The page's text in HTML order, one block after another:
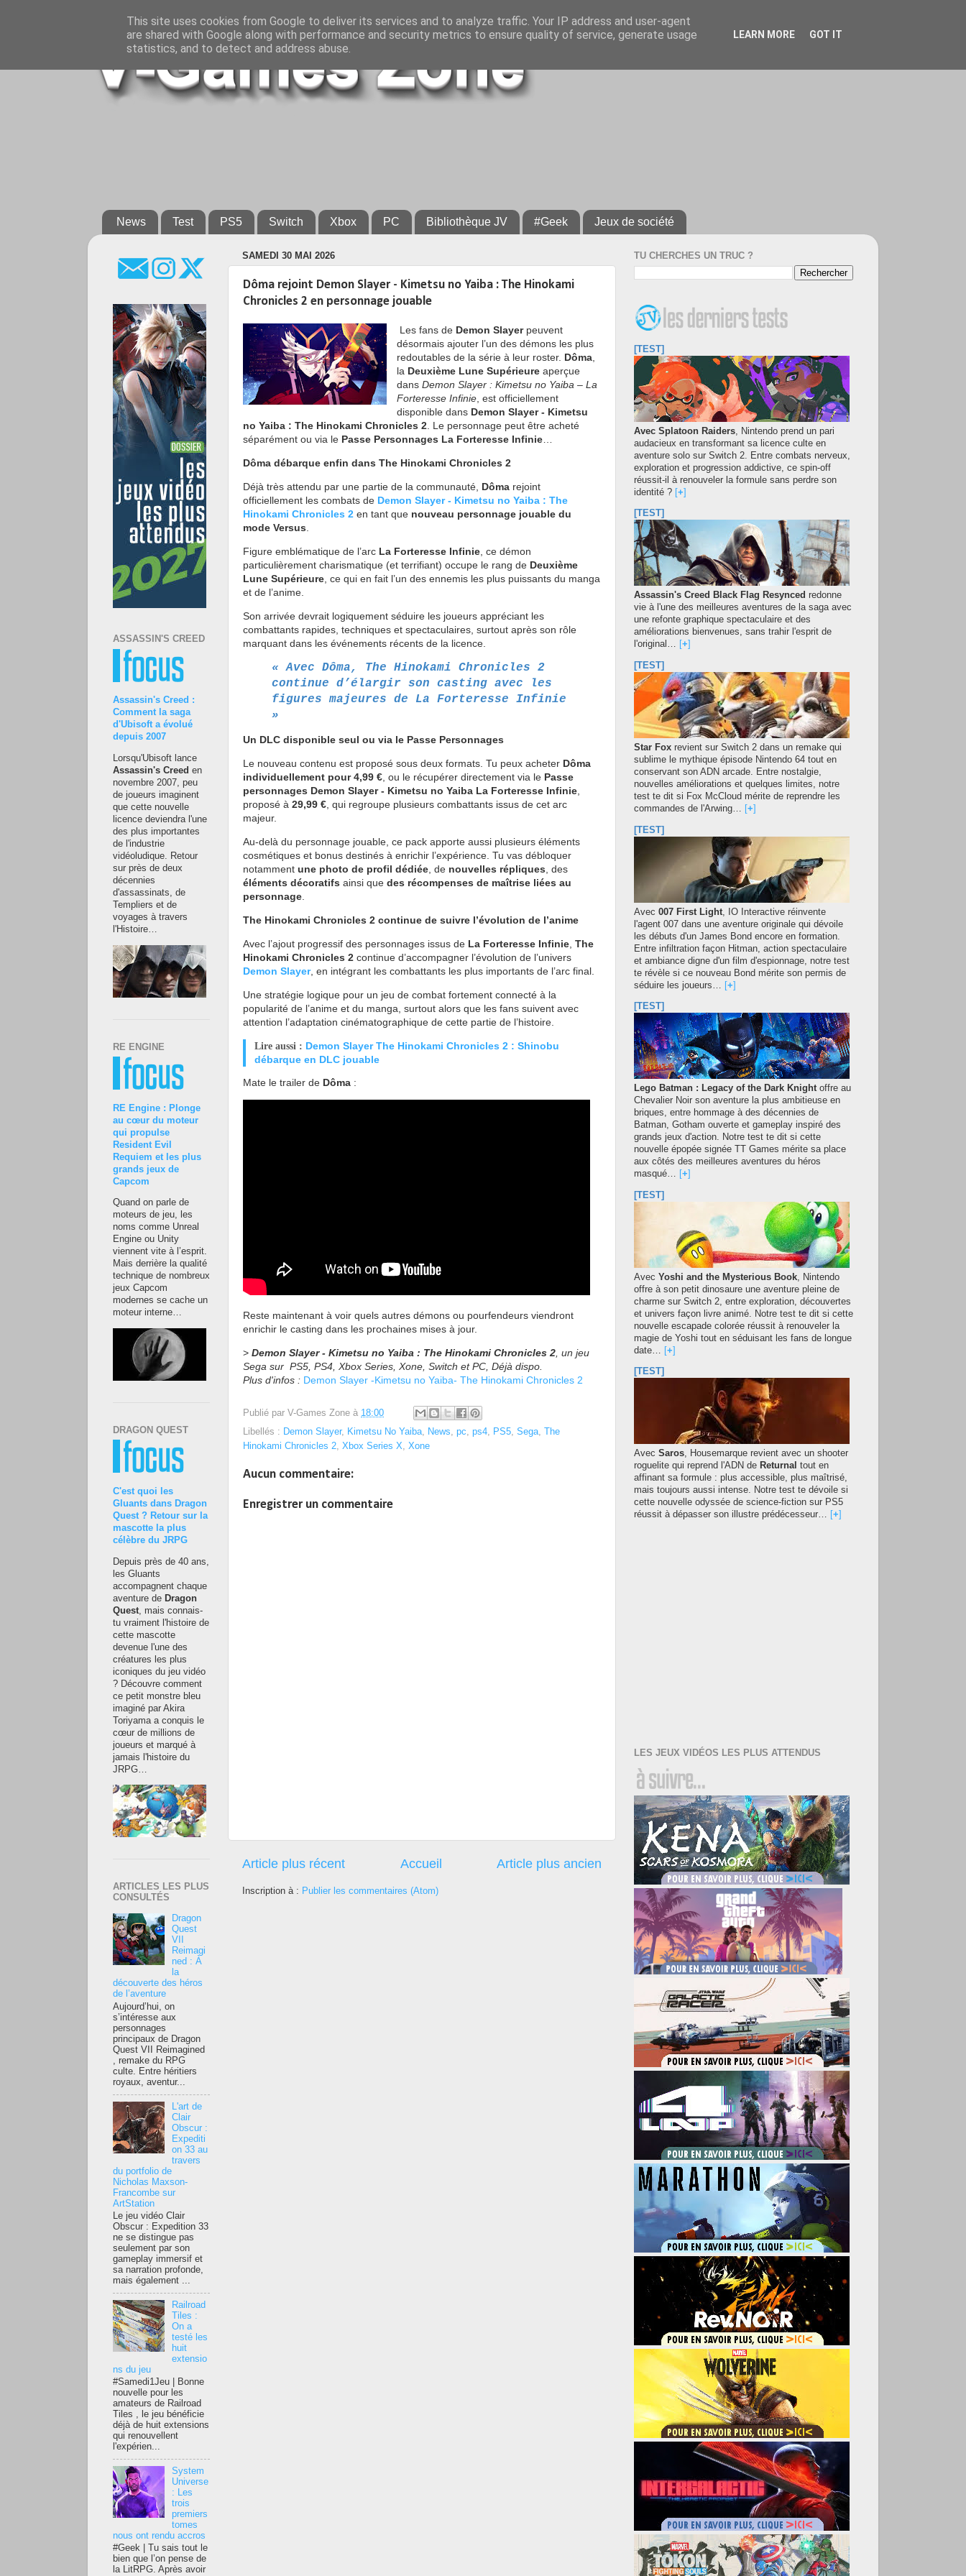
News Test PS5 Switch Xbox PC Bibliothèque JV #Geek Jeux de société
SAMEDI 30 MAI 2026
Dôma rejoint Demon Slayer - Kimetsu no Yaiba : The Hinokami
Chronicles 2 en personnage jouable
Les fans de Demon Slayerpeuvent
désormais ajouter l’un des démons les plus
redoutables de la série à leur roster. Dôma,
la Deuxième Lune Supérieureaperçue
dans Demon Slayer : Kimetsu no Yaiba – La
Forteresse Infinie, est officiellement
disponible dans Demon Slayer - Kimetsu
no Yaiba : The Hinokami Chronicles 2 . Le personnage peut être acheté
séparément ou via le Passe Personnages La Forteresse Infinie
Dôma débarque enfin dans The Hinokami Chronicles 2
Déjà très attendu par une partie de la communauté, Dôma rejoint
officiellement les combats de Demon Slayer - Kimetsu no Yaiba : The
Hinokami Chronicles 2 en tant que nouveau personnage jouable du
mode Versus
Figure emblématique de l’arc La Forteresse Infinie , ce démon
particulièrement charismatique (et terrifiant) occupe le rang de Deuxième
Lune Supérieure , ce qui en fait l’un des ennemis les plus puissants du manga
et de l’anime.
Son arrivée devrait logiquement séduire les joueurs appréciant les
combattants rapides, techniques et spectaculaires, surtout après son rôle
marquant dans les événements récents de la licence.
« Avec Dôma, The Hinokami Chronicles 2
continue d’élargir son casting avec les
figures majeures de La Forteresse Infinie
»
Un DLC disponible seul ou via le Passe Personnages
Le nouveau contenu est proposé sous deux formats. Tu peux acheter Dôma
individuellement pour 4,99 €, ou le récupérer directement via le Passe
personnages Demon Slayer - Kimetsu no Yaiba La Forteresse Infinie,
proposé à 29,99 €, qui regroupe plusieurs combattants issus de cet arc
majeur.
Au-delà du personnage jouable, ce pack apporte aussi plusieurs éléments
cosmétiques et bonus destinés à enrichir l’expérience. Tu vas débloquer
notamment une photo de profil dédiée , de nouvelles répliques , des
éléments décoratifs ainsi que des récompenses de maîtrise liées au
personnage
The Hinokami Chronicles 2 continue de suivre l’évolution de l’anime
Avec l’ajout progressif des personnages issus de La Forteresse Infinie The
Hinokami Chronicles 2 continue d’accompagner l’évolution de l’univers
Demon Slayer, en intégrant les combattants les plus importants de l’arc final.
Une stratégie logique pour un jeu de combat fortement connecté à la
popularité de l’anime et du manga, surtout alors que les fans suivent avec
attention l’adaptation cinématographique de cette partie de l’histoire.
Lire aussi : Demon Slayer The Hinokami Chronicles 2 : Shinobu
débarque en DLC jouable
Mate le trailer de Dôma :
Reste maintenant à voir quels autres démons ou pourfendeurs viendront
enrichir le casting dans les prochaines mises à jour.
> Demon Slayer - Kimetsu no Yaiba : The Hinokami Chronicles 2 , un jeu
Sega sur PS5, PS4, Xbox Series, Xone, Switch et PC, Déjà dispo.
Plus d'infos : Demon Slayer -Kimetsu no Yaiba- The Hinokami Chronicles 2
Publié par V-Games Zone à 18:00
Libellés : Demon Slayer, Kimetsu No Yaiba, News, pc, ps4, PS5, Sega,
The
Hinokami Chronicles 2, Xbox Series X, Xone
Aucun commentaire:
Enregistrer un commentaire
Article plus récent Article plus ancien
Accueil
Inscription à : Publier les commentaires (Atom)
ASSASSIN'S CREED
Assassin's Creed :
Comment la saga
d'Ubisoft a évolué
depuis 2007
Lorsqu'Ubisoft lance
Assassin's Creed en
novembre 2007, peu
de joueurs imaginent
que cette nouvelle
licence deviendra l'une
des plus importantes
de l'industrie
vidéoludique. Retour
sur près de deux
décennies
d'assassinats, de
Templiers et de
voyages à travers
l'Histoire…
RE ENGINE
RE Engine : Plonge
au cœur du moteur
qui propulse
Resident Evil
Requiem et les plus
grands jeux de
Capcom
Quand on parle de
moteurs de jeu, les
noms comme Unreal
Engine ou Unity
viennent vite à l’esprit.
Mais derrière la qualité
technique de nombreux
jeux Capcom
modernes se cache un
moteur interne…
DRAGON QUEST
C'est quoi les
Gluants dans Dragon
Quest ? Retour sur la
mascotte la plus
célèbre du JRPG
Depuis près de 40 ans,
les Gluants
accompagnent chaque
aventure de Dragon
Quest , mais connais-
tu vraiment l'histoire de
cette mascotte
devenue l'une des
créatures les plus
iconiques du jeu vidéo
? Découvre comment
ce petit monstre bleu
imaginé par Akira
Toriyama a conquis le
cœur de millions de
joueurs et marqué à
jamais l'histoire du
JRPG…
ARTICLES LES PLUS
CONSULTÉS
Dragon
Quest
VII
Reimagi
ned : À
la
découverte des héros
de l’aventure
Aujourd’hui, on
s’intéresse aux
personnages
principaux de Dragon
Quest VII Reimagined
, remake du RPG
culte. Entre héritiers
royaux, aventur...
L'art de
Clair
Obscur :
Expediti
on 33 au
travers
du portfolio de
Nicholas Maxson-
Francombe sur
ArtStation
Le jeu vidéo Clair
Obscur : Expedition 33
ne se distingue pas
seulement par son
gameplay immersif et
sa narration profonde,
mais également ...
Railroad
Tiles :
On a
testé les
huit
extensio
ns du jeu
#Samedi1Jeu | Bonne
nouvelle pour les
amateurs de Railroad
Tiles , le jeu bénéficie
déjà de huit extensions
qui renouvellent
l'expérien...
System
Universe
: Les
trois
premiers
tomes
nous ont rendu accros
#Geek | Tu sais tout le
bien que l’on pense de
la LitRPG. Après avoir
TU CHERCHES UN TRUC ?
[TEST]
Avec Splatoon Raiders, Nintendo prend un pari
audacieux en transformant sa licence culte en
aventure solo sur Switch 2. Entre combats nerveux,
exploration et progression addictive, ce spin-off
réussit-il à renouveler la formule sans perdre son
identité ? [+]
[TEST]
Assassin's Creed Black Flag Resynced redonne
vie à l'une des meilleures aventures de la saga avec
une refonte graphique spectaculaire et des
améliorations bienvenues, sans trahir l'esprit de
l'original…
+
[TEST]
Star Fox revient sur Switch 2 dans un remake qui
sublime le mythique épisode Nintendo 64 tout en
conservant son ADN arcade. Entre nostalgie,
nouvelles améliorations et quelques limites, notre
test te dit si Fox McCloud mérite de reprendre les
commandes de l'Arwing…
+
[TEST]
Avec 007 First Light , IO Interactive réinvente
l'agent 007 dans une aventure originale qui dévoile
les débuts d'un James Bond encore en formation.
Entre infiltration façon Hitman, action spectaculaire
et ambiance digne d'un film d'espionnage, notre test
te révèle si ce nouveau Bond mérite son permis de
séduire les joueurs…
[+]
[TEST]
Lego Batman : Legacy of the Dark Knightoffre au
Chevalier Noir son aventure la plus ambitieuse en
briques, entre hommage à des décennies de
Batman, Gotham ouverte et gameplay inspiré des
grands jeux d'action. Notre test te dit si cette
nouvelle épopée signée TT Games mérite sa place
aux côtés des meilleures aventures du héros
masqué…
+
[TEST]
Avec Yoshi and the Mysterious Book, Nintendo
offre à son petit dinosaure une aventure pleine de
charme sur Switch 2, entre exploration, découvertes
et univers façon livre animé. Notre test te dit si cette
nouvelle escapade colorée réussit à renouveler la
magie de Yoshi tout en séduisant les fans de longue
date… [+]
[TEST]
Avec Saros, Housemarque revient avec un shooter
roguelite qui reprend l'ADN de Returnal tout en
affinant sa formule : plus accessible, plus maîtrisé,
mais toujours aussi intense. Notre test te dévoile si
cette nouvelle odyssée de science-fiction sur PS5
réussit à dépasser son illustre prédécesseur…
+
LES JEUX VIDÉOS LES PLUS ATTENDUS
This site uses cookies from Google to deliver its services and to analyze traffic. Your IP address and user-agent
are shared with Google along with performance and security metrics to ensure quality of service, generate usage
statistics, and to detect and address abuse.
LEARN MORE GOT IT